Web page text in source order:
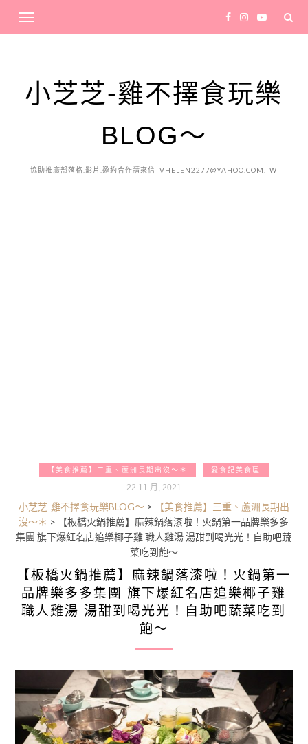
小芝芝-雞不擇食玩樂
BLOG～
協助推廣部落格.影片.邀約合作請來信TVHELEN2277@YAHOO.COM.TW
【美食推薦】三重、蘆洲長期出沒～＊ 愛食記美食區
22 11 月, 2021
小芝芝-雞不擇食玩樂BLOG～>
【美食推薦】三重、蘆洲長期出
沒～＊ >
【板橋火鍋推薦】麻辣鍋落漆啦！火鍋第一品牌樂多多
集團 旗下爆紅名店追樂椰子雞 職人雞湯 湯甜到喝光光！自助吧蔬
菜吃到飽～
【板橋火鍋推薦】麻辣鍋落漆啦！火鍋第一
品牌樂多多集團 旗下爆紅名店追樂椰子雞
職人雞湯 湯甜到喝光光！自助吧蔬菜吃到
飽～